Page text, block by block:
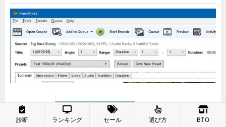
診断 ランキング セール 選び方 BTO